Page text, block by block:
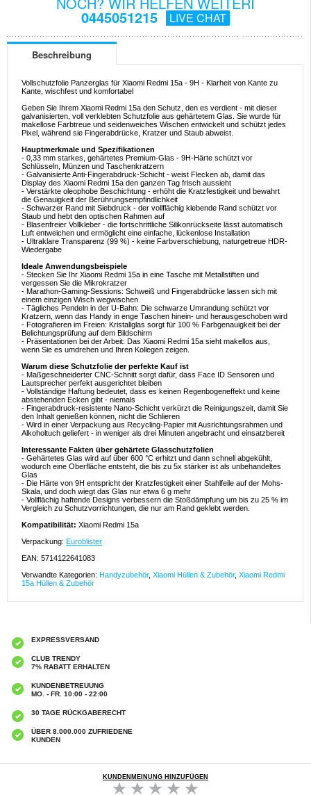
0445051215 LIVE CHAT
Beschreibung
Vollschutzfolie Panzerglas für Xiaomi Redmi 15a - 9H - Klarheit von Kante zu
Kante, wischfest und komfortabel
Geben Sie Ihrem Xiaomi Redmi 15a den Schutz, den es verdient - mit dieser
galvanisierten, voll verklebten Schutzfolie aus gehärtetem Glas. Sie wurde für
makellose Farbtreue und seidenweiches Wischen entwickelt und schützt jedes
Pixel, während sie Fingerabdrücke, Kratzer und Staub abweist.
Hauptmerkmale und Spezifikationen
- 0,33 mm starkes, gehärtetes Premium-Glas - 9H-Härte schützt vor
Schlüsseln, Münzen und Taschenkratzern
- Galvanisierte Anti-Fingerabdruck-Schicht - weist Flecken ab, damit das
Display des Xiaomi Redmi 15a den ganzen Tag frisch aussieht
- Verstärkte oleophobe Beschichtung - erhöht die Kratzfestigkeit und bewahrt
die Genauigkeit der Berührungsempfindlichkeit
- Schwarzer Rand mit Siebdruck - der vollflächig klebende Rand schützt vor
Staub und hebt den optischen Rahmen auf
- Blasenfreier Vollkleber - die fortschrittliche Silikonrückseite lässt automatisch
Luft entweichen und ermöglicht eine einfache, lückenlose Installation
- Ultraklare Transparenz (99 %) - keine Farbverschiebung, naturgetreue HDR-
Wiedergabe
Ideale Anwendungsbeispiele
- Stecken Sie Ihr Xiaomi Redmi 15a in eine Tasche mit Metallstiften und
vergessen Sie die Mikrokratzer
- Marathon-Gaming-Sessions: Schweiß und Fingerabdrücke lassen sich mit
einem einzigen Wisch wegwischen
- Tägliches Pendeln in der U-Bahn: Die schwarze Umrandung schützt vor
Kratzern, wenn das Handy in enge Taschen hinein- und herausgeschoben wird
- Fotografieren im Freien: Kristallglas sorgt für 100 % Farbgenauigkeit bei der
Belichtungsprüfung auf dem Bildschirm
- Präsentationen bei der Arbeit: Das Xiaomi Redmi 15a sieht makellos aus,
wenn Sie es umdrehen und Ihren Kollegen zeigen.
Warum diese Schutzfolie der perfekte Kauf ist
- Maßgeschneiderter CNC-Schnitt sorgt dafür, dass Face ID Sensoren und
Lautsprecher perfekt ausgerichtet bleiben
- Vollständige Haftung bedeutet, dass es keinen Regenbogeneffekt und keine
abstehenden Ecken gibt - niemals
- Fingerabdruck-resistente Nano-Schicht verkürzt die Reinigungszeit, damit Sie
den Inhalt genießen können, nicht die Schlieren
- Wird in einer Verpackung aus Recycling-Papier mit Ausrichtungsrahmen und
Alkoholtuch geliefert - in weniger als drei Minuten angebracht und einsatzbereit
Interessante Fakten über gehärtete Glasschutzfolien
- Gehärtetes Glas wird auf über 600 °C erhitzt und dann schnell abgekühlt,
wodurch eine Oberfläche entsteht, die bis zu 5x stärker ist als unbehandeltes
Glas
- Die Härte von 9H entspricht der Kratzfestigkeit einer Stahlfeile auf der Mohs-
Skala, und doch wiegt das Glas nur etwa 6 g mehr
- Vollflächig haftende Designs verbessern die Stoßdämpfung um bis zu 25 % im
Vergleich zu Schutzvorrichtungen, die nur am Rand geklebt werden.
Kompatibilität: Xiaomi Redmi 15a
Verpackung: Euroblister
EAN: 5714122641083
Verwandte Kategorien: Handyzubehör, Xiaomi Hüllen & Zubehör, Xiaomi Redmi
15a Hüllen & Zubehör
EXPRESSVERSAND
CLUB TRENDY
7% RABATT ERHALTEN
KUNDENBETREUUNG
MO. - FR. 10:00 - 22:00
30 TAGE RÜCKGABERECHT
ÜBER 8.000.000 ZUFRIEDENE
KUNDEN
KUNDENMEINUNG HINZUFÜGEN